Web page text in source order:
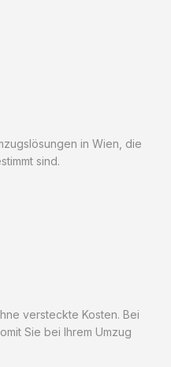
in Wien, die
sind.
versteckte Kosten. Bei
Sie bei Ihrem Umzug